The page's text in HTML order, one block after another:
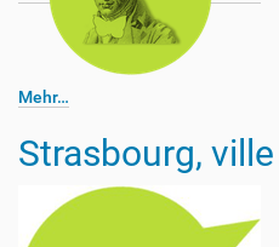
Mehr…
Strasbourg,